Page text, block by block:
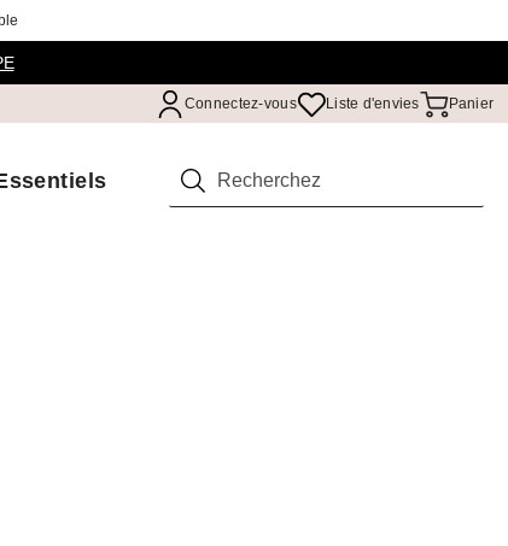
Connectez-vous Liste d'envies Panier
Rechercher